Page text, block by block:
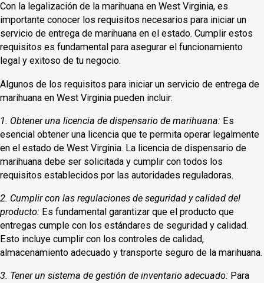
Con la legalización de la marihuana en West Virginia, es
importante conocer los requisitos necesarios para iniciar un
servicio de entrega de marihuana en el estado. Cumplir estos
requisitos es fundamental para asegurar el funcionamiento
legal y exitoso de tu negocio.
Algunos de los requisitos para iniciar un servicio de entrega de
marihuana en West Virginia pueden incluir:
1. Obtener una licencia de dispensario de marihuana: Es
esencial obtener una licencia que te permita operar legalmente
en el estado de West Virginia. La licencia de dispensario de
marihuana debe ser solicitada y cumplir con todos los
requisitos establecidos por las autoridades reguladoras.
2. Cumplir con las regulaciones de seguridad y calidad del
producto: Es fundamental garantizar que el producto que
entregas cumple con los estándares de seguridad y calidad.
Esto incluye cumplir con los controles de calidad,
almacenamiento adecuado y transporte seguro de la marihuana.
3. Tener un sistema de gestión de inventario adecuado: Para